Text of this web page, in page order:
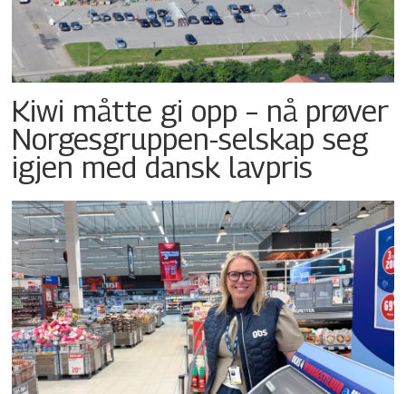
Kiwi måtte gi opp – nå prøver
Norgesgruppen-selskap seg
igjen med dansk lavpris